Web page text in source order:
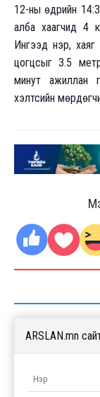
12-ны өдрийн
алба хаагчид 4
Ингээд нэр, хаяг
цогцсыг 3.5
минут ажиллан
хэлтсийн
ARSLAN.mn